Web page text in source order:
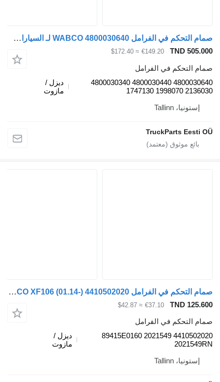
صمام التحكم في الفرامل WABCO 4800030640 لـ السيارات القاطرة DAF XF106 (2014-)
TND
€149.20
≈ $172.40
التحكم في الفرامل
4800030640 4800030440 4800030340
2136030
ديزل /
مازوت
إستونيا، Tallinn
TruckParts Eesti
صمام التحكم في الفرامل WABCO XF106 (01.14-) 4410502020 لـ السيارات القاطرة DAF XF106 (2014-)
TND
€37.10
≈ $42.87
التحكم في الفرامل
4410502020 2021549 89415E0160
ديزل /
مازوت
إستونيا، Tallinn